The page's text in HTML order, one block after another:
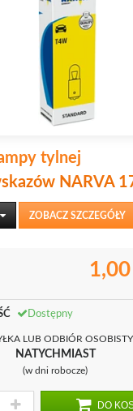
tylnej
NARVA
ZOBACZ SZCZEGÓŁY
1,00
Dostępny
LUB ODBIÓR
NATYCHMIAST
(w dni robocze)
DO